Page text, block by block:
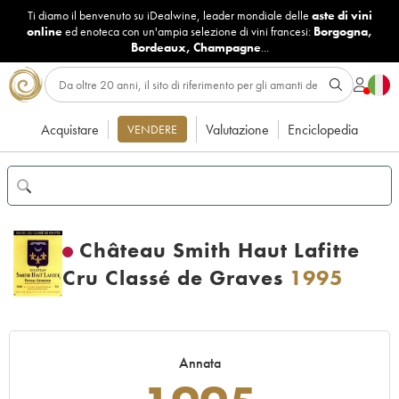
Ti diamo il benvenuto su iDealwine, leader mondiale delle aste di vini
onlineed enoteca con un'ampia selezione di vini francesi: Borgogna,
Bordeaux, Champagne...
Acquistare VENDERE Valutazione Enciclopedia
Château Smith Haut Lafitte
Cru Classé de Graves 1995
Annata